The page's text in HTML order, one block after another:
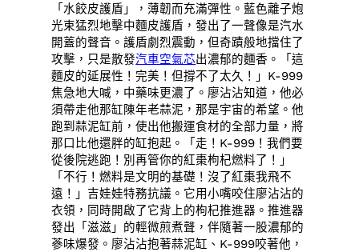
「水餃皮護盾」，薄韌而充滿彈性。藍色離子炮
光束猛烈地擊中麵皮護盾，發出了一聲像是汽水
開蓋的聲音。護盾劇烈震動，但奇蹟般地擋住了
攻擊，只是散發汽車空氣芯出濃郁的麵香。「這
麵皮的延展性！完美！但撐不了太久！」K-999
焦急地大喊，中藥味更濃了。廖沾沾知道，他必
須帶走他那缸陳年老蒜泥，那是宇宙的希望。他
跑到蒜泥缸前，使出他搬運食材的全部力量，將
那口比他還胖的缸抱起。「走！K-999！我們要
從後院逃跑！別再管你的紅棗枸杞燃料了！」
「不行！燃料是文明的基礎！沒了紅棗我飛不
遠！」吉娃娃特務抗議。它用小嘴咬住廖沾沾的
衣領，同時開啟了它背上的枸杞推進器。推進器
發出「滋滋」的輕微煎煮聲，伴隨著一股濃郁的
蔘味爆發。廖沾沾抱著蒜泥缸、K-999咬著他，